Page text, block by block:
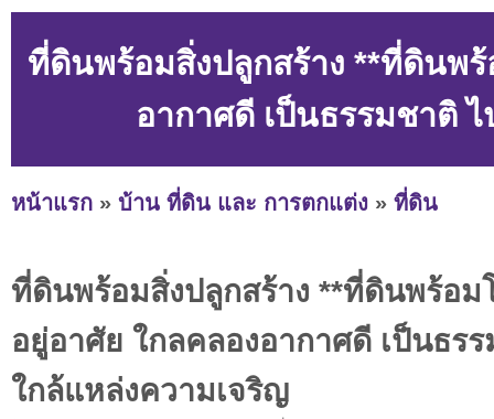
ที่ดินพร้อมสิ่งปลูกสร้าง **ที่ดินพร้
อากาศดี เป็นธรรมชาติ
หน้าแรก » บ้าน ที่ดิน และ การตกแต่ง » ที่ดิน
ที่ดินพร้อมสิ่งปลูกสร้าง **ที่ดินพร้อม
อยู่อาศัย ใกลคลองอากาศดี เป็นธร
ใกล้แหล่งความเจริญ